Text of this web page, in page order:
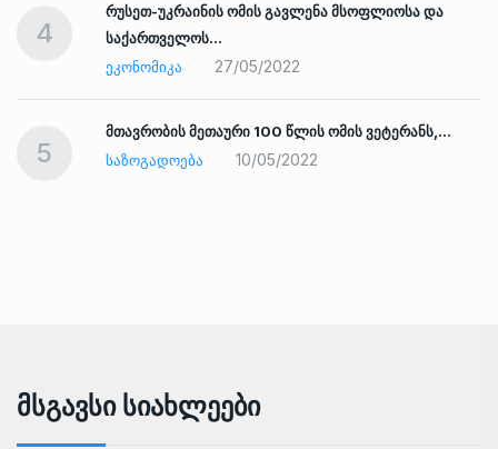
4
რუსეთ-უკრაინის ომის გავლენა მსოფლიოსა და
საქართველოს…
ᲔᲙᲝᲜᲝᲛᲘᲙᲐ
27/05/2022
5
მთავრობის მეთაური 100 წლის ომის ვეტერანს,…
ᲡᲐᲖᲝᲒᲐᲓᲝᲔᲑᲐ
10/05/2022
Მსგავსი Სიახლეები